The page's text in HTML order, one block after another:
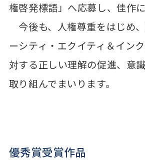
権啓発標語」へ応募し、佳作
今後も、人権尊重をはじめ
ーシティ・エクイティ＆イン
対する正しい理解の促進、意
取り組んでまいります。
優秀賞受賞作品